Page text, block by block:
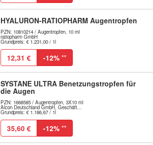
HYALURON-RATIOPHARM Augentropfen
PZN: 10810214 / Augentropfen, 10 ml
ratiopharm GmbH
Grundpreis: € 1.231,00 / 1l
12,31 € -12% **
SYSTANE ULTRA Benetzungstropfen für
die Augen
PZN: 1668585 / Augentropfen, 3X10 ml
Alcon Deutschland GmbH, Geschäft...
Grundpreis: € 1.186,67 / 1l
35,60 € -12% **